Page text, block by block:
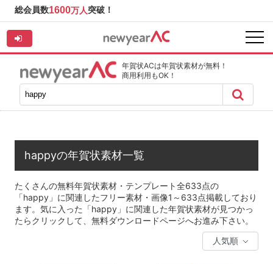
総会員数1600万人突破！
年賀状ACは年賀状素材が無料！
商用利用もOK！
happyの年賀状素材一覧
たくさんの無料年賀状素材・テンプレート全633点の
「happy」に関連したフリー素材・画像1～633点掲載しており
ます。気に入った「happy」に関連した年賀状素材が見つかっ
たらクリックして、無料ダウンロードページへお進み下さい。